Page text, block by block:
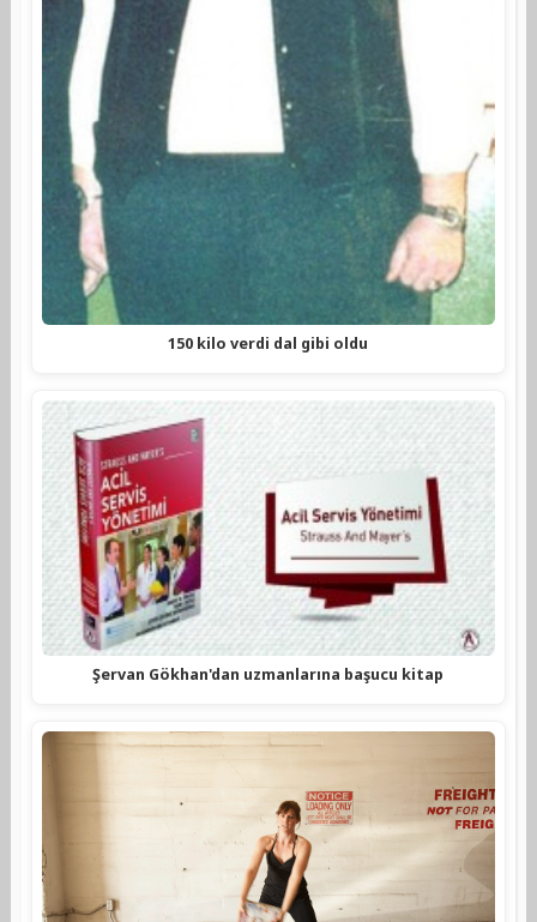
150 kilo verdi dal gibi oldu
Şervan Gökhan'dan uzmanlarına başucu kitap